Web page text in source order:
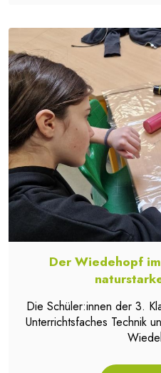
Der Wiedehopf
Die Schüler:innen der 3.
Unterrichtsfaches Technik